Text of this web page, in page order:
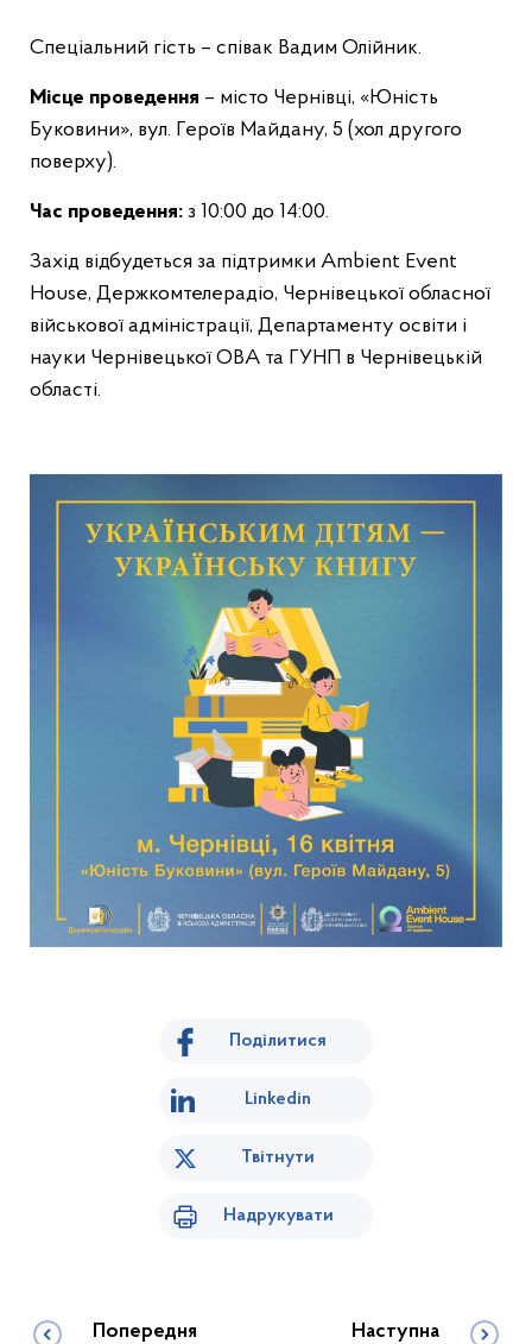
Спеціальний гість – співак Вадим Олійник.
Місце проведення – місто Чернівці, «Юність
Буковини», вул. Героїв Майдану, 5 (хол другого
поверху).
Час проведення: з 10:00 до 14:00.
Захід відбудеться за підтримки Ambient Event
House, Держкомтелерадіо, Чернівецької обласної
військової адміністрації, Департаменту освіти і
науки Чернівецької ОВА та ГУНП в Чернівецькій
області.
Поділитися
Linkedin
Твітнути
Надрукувати
Попередня Наступна